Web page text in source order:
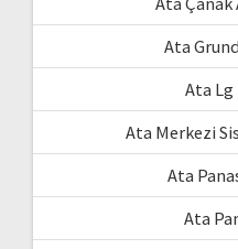
Ata
Ata Lg
Ata Merkezi
Ata
Ata